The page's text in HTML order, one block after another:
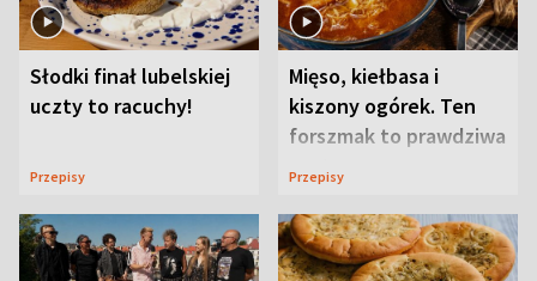
Słodki finał lubelskiej
uczty to racuchy!
Przepisy
Mięso, kiełbasa i
kiszony ogórek. Ten
forszmak to prawdziwa
uczta
Przepisy